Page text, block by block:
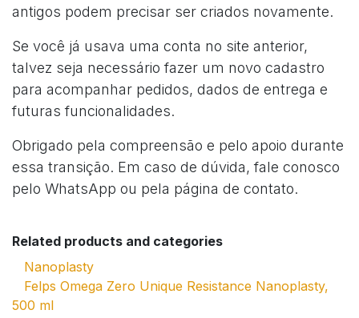
antigos podem precisar ser criados novamente.
Se você já usava uma conta no site anterior,
talvez seja necessário fazer um novo cadastro
para acompanhar pedidos, dados de entrega e
futuras funcionalidades.
Obrigado pela compreensão e pelo apoio durante
essa transição. Em caso de dúvida, fale conosco
pelo WhatsApp ou pela página de contato.
Related products and categories
Nanoplasty
Felps Omega Zero Unique Resistance Nanoplasty,
500 ml